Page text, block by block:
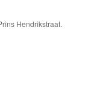
Hendrikstraat.